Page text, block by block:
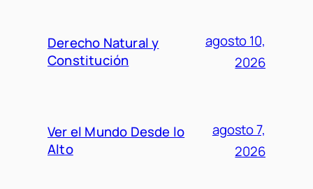
Derecho Natural y
Constitución
agosto 10,
2026
Ver el Mundo Desde lo
Alto
agosto 7,
2026